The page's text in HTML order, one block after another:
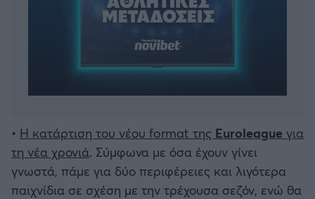
• Η κατάρτιση του νέου format της Euroleague για
τη νέα χρονιά. Σύμφωνα με όσα έχουν γίνει
γνωστά, πάμε για δύο περιφέρειες και λιγότερα
παιχνίδια σε σχέση με την τρέχουσα σεζόν, ενώ θα